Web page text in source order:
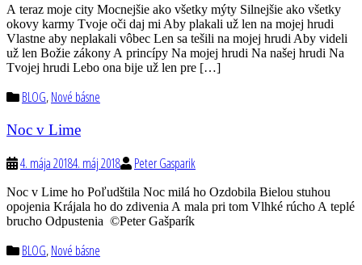
A teraz moje city Mocnejšie ako všetky mýty Silnejšie ako všetky
okovy karmy Tvoje oči daj mi Aby plakali už len na mojej hrudi
Vlastne aby neplakali vôbec Len sa tešili na mojej hrudi Aby videli
už len Božie zákony A princípy Na mojej hrudi Na našej hrudi Na
Tvojej hrudi Lebo ona bije už len pre […]
BLOG,Nové básne
Noc v Lime
4. mája 20184. máj 2018 Peter Gasparik
Noc v Lime ho Poľudštila Noc milá ho Ozdobila Bielou stuhou
opojenia Krájala ho do zdivenia A mala pri tom Vlhké rúcho A teplé
brucho Odpustenia ©Peter Gašparík
BLOG,Nové básne